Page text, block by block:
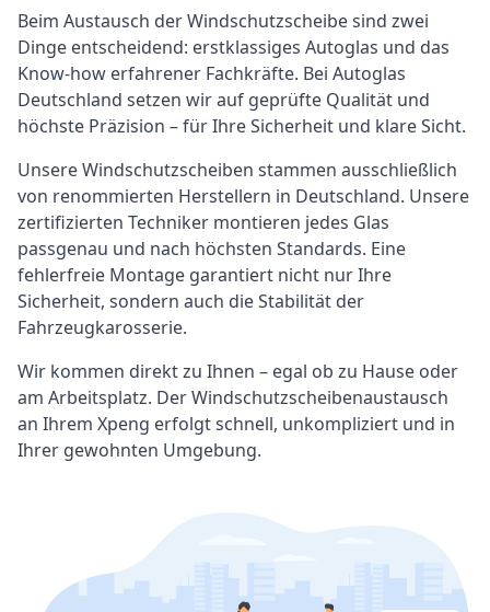
Beim Austausch der Windschutzscheibe sind zwei
Dinge entscheidend: erstklassiges Autoglas und das
Know-how erfahrener Fachkräfte. Bei Autoglas
Deutschland setzen wir auf geprüfte Qualität und
höchste Präzision – für Ihre Sicherheit und klare Sicht.
Unsere Windschutzscheiben stammen ausschließlich
von renommierten Herstellern in Deutschland. Unsere
zertifizierten Techniker montieren jedes Glas
passgenau und nach höchsten Standards. Eine
fehlerfreie Montage garantiert nicht nur Ihre
Sicherheit, sondern auch die Stabilität der
Fahrzeugkarosserie.
Wir kommen direkt zu Ihnen – egal ob zu Hause oder
am Arbeitsplatz. Der Windschutzscheibenaustausch
an Ihrem Xpeng erfolgt schnell, unkompliziert und in
Ihrer gewohnten Umgebung.